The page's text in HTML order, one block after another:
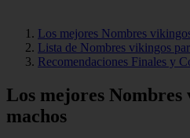
Los mejores Nombres
Lista de Nombres vikingos
Recomendaciones Finales y
Los mejores Nombres
machos